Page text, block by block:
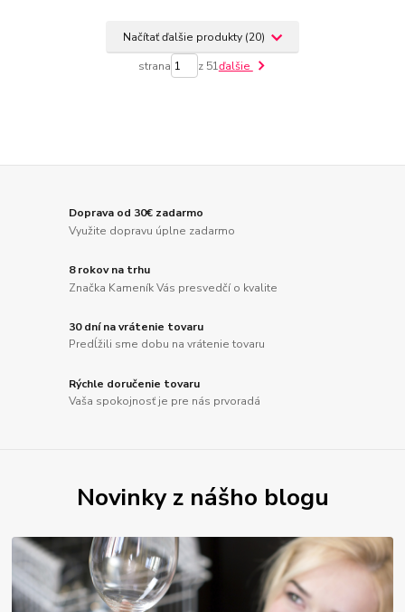
Načítať ďalšie produkty (20)
strana z 51ďalšie
Doprava od 30€ zadarmo
Využite dopravu úplne zadarmo
8 rokov na trhu
Značka Kameník Vás presvedčí o kvalite
30 dní na vrátenie tovaru
Predĺžili sme dobu na vrátenie tovaru
Rýchle doručenie tovaru
Vaša spokojnosť je pre nás prvoradá
Novinky z nášho blogu